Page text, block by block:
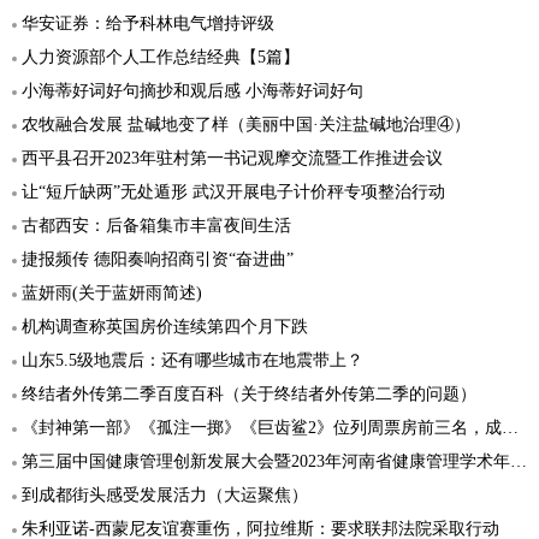
华安证券：给予科林电气增持评级
人力资源部个人工作总结经典【5篇】
小海蒂好词好句摘抄和观后感 小海蒂好词好句
农牧融合发展 盐碱地变了样（美丽中国·关注盐碱地治理④）
西平县召开2023年驻村第一书记观摩交流暨工作推进会议
让“短斤缺两”无处遁形 武汉开展电子计价秤专项整治行动
古都西安：后备箱集市丰富夜间生活
捷报频传 德阳奏响招商引资“奋进曲”
蓝妍雨(关于蓝妍雨简述)
机构调查称英国房价连续第四个月下跌
山东5.5级地震后：还有哪些城市在地震带上？
终结者外传第二季百度百科（关于终结者外传第二季的问题）
《封神第一部》《孤注一掷》《巨齿鲨2》位列周票房前三名，成绩不俗
第三届中国健康管理创新发展大会暨2023年河南省健康管理学术年会在郑召开
到成都街头感受发展活力（大运聚焦）
朱利亚诺-西蒙尼友谊赛重伤，阿拉维斯：要求联邦法院采取行动